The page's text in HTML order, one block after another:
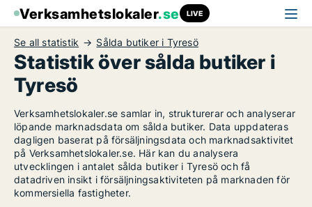
Verksamhetslokaler.se LIVE
Se all statistik Sålda butiker i Tyresö
Statistik över sålda butiker i
Tyresö
Verksamhetslokaler.se samlar in, strukturerar och analyserar
löpande marknadsdata om sålda butiker. Data uppdateras
dagligen baserat på försäljningsdata och marknadsaktivitet
på Verksamhetslokaler.se. Här kan du analysera
utvecklingen i antalet sålda butiker i Tyresö och få
datadriven insikt i försäljningsaktiviteten på marknaden för
kommersiella fastigheter.